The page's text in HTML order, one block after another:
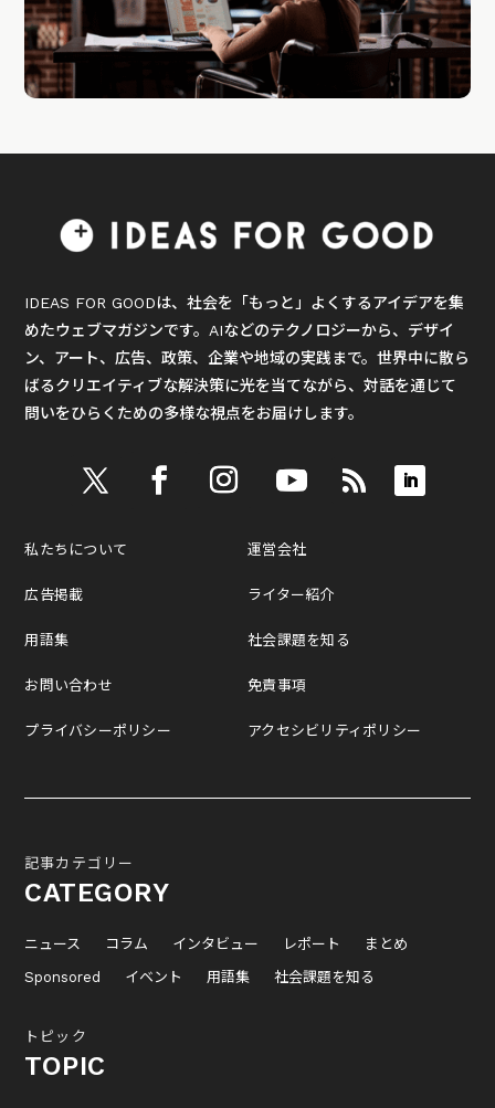
IDEAS FOR GOODは、社会を「もっと」よくするアイデアを集
めたウェブマガジンです。AIなどのテクノロジーから、デザイ
ン、アート、広告、政策、企業や地域の実践まで。世界中に散ら
ばるクリエイティブな解決策に光を当てながら、対話を通じて
問いをひらくための多様な視点をお届けします。
私たちについて
広告掲載
用語集
お問い合わせ
プライバシーポリシー
運営会社
ライター紹介
社会課題を知る
免責事項
アクセシビリティポリシー
記事カテゴリー
CATEGORY
ニュース コラム インタビュー レポート
まとめ
Sponsored
イベント 用語集 社会課題を知る
トピック
TOPIC